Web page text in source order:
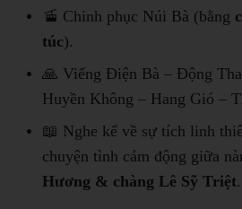
🚡 Chinh phục Núi Bà (bằng
túc).
🙏 Viếng Điện Bà – Động
Huyền Không – Hang Gió –
📖 Nghe kể về sự tích linh
chuyện tình cảm động giữa
Hương & chàng Lê Sỹ Triệt.